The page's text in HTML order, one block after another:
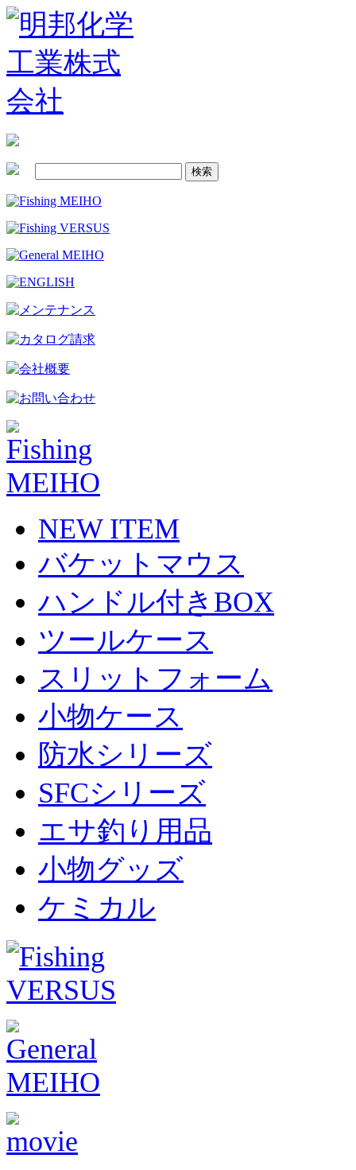
NEW ITEM
バケットマウス
ハンドル付きBOX
ツールケース
スリットフォーム
小物ケース
防水シリーズ
SFCシリーズ
エサ釣り用品
小物グッズ
ケミカル